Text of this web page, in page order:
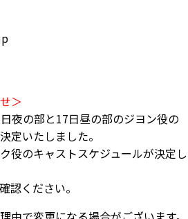
＞
夜の部と17日昼の部のジヨン役の
定いたしました。
役のキャストスケジュールが決定し
認ください。